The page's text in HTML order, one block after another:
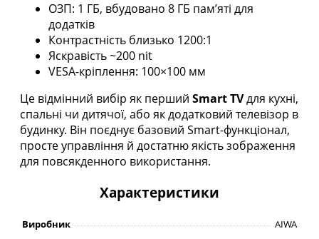
ОЗП: 1 ГБ, вбудовано 8 ГБ пам’яті для
додатків
Контрастність близько 1200:1
Яскравість ~200 nit
VESA-кріплення: 100×100 мм
Це відмінний вибір як перший Smart TVдля кухні,
спальні чи дитячої, або як додатковий телевізор в
будинку. Він поєднує базовий Smart-функціонал,
просте управління й достатню якість зображення
для повсякденного використання.
Характеристики
Виробник
AIWA